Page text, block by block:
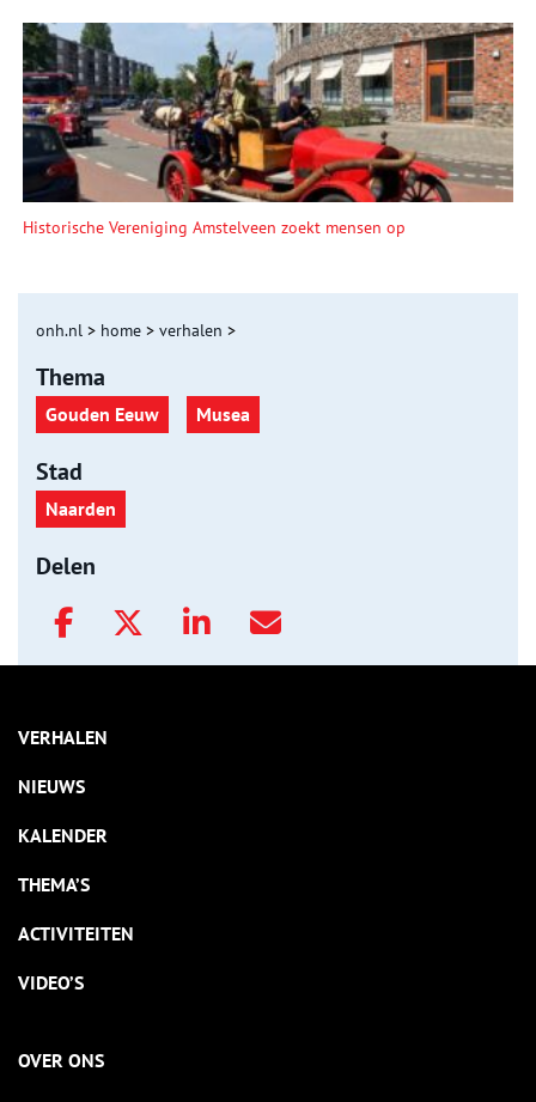
Historische Vereniging Amstelveen zoekt mensen op
onh.nl > home > verhalen >
Thema
Gouden Eeuw Musea
Stad
Naarden
Delen
VERHALEN
NIEUWS
KALENDER
THEMA’S
ACTIVITEITEN
VIDEO’S
OVER ONS